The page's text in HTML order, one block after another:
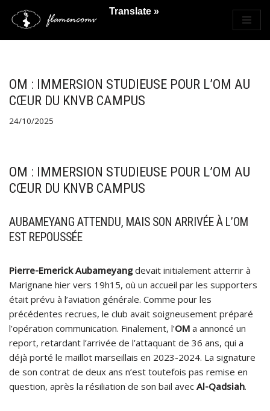
Saltar
OM : IMMERSION STUDIEUSE POUR L’OM AU
CŒUR DU KNVB CAMPUS
24/10/2025
OM : IMMERSION STUDIEUSE POUR L’OM AU
CŒUR DU KNVB CAMPUS
AUBAMEYANG ATTENDU, MAIS SON ARRIVÉE À L’OM
EST REPOUSSÉE
Pierre-Emerick Aubameyangdevait initialement atterrir à
Marignane hier vers 19h15, où un accueil par les supporters
était prévu à l’aviation générale. Comme pour les
précédentes recrues, le club avait soigneusement préparé
l’opération communication. Finalement, l’OM a annoncé un
report, retardant l’arrivée de l’attaquant de 36 ans, qui a
déjà porté le maillot marseillais en 2023-2024. La signature
de son contrat de deux ans n’est toutefois pas remise en
question, après la résiliation de son bail avec Al-Qadsiah.
Translate »